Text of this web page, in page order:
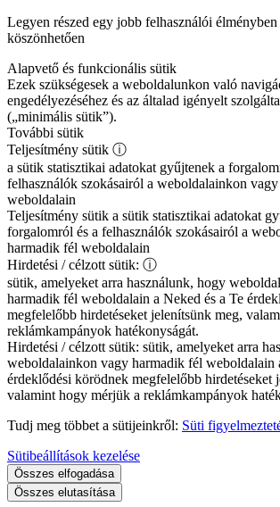
Legyen részed egy jobb felhasználói
köszönhetően
Alapvető és funkcionális sütik
Ezek szükségesek a weboldalunkon való
engedélyezéséhez és az általad igényelt
(„minimális sütik”).
További sütik
Teljesítmény sütik ⓘ
a sütik statisztikai adatokat gyűjtenek a
felhasználók szokásairól a weboldalainkon
weboldalain
Teljesítmény sütik a sütik statisztikai adatokat
forgalomról és a felhasználók szokásairól a
harmadik fél weboldalain
Hirdetési / célzott sütik: ⓘ
sütik, amelyeket arra használunk, hogy
harmadik fél weboldalain a Neked és a Te
megfelelőbb hirdetéseket jelenítsünk meg,
reklámkampányok hatékonyságát.
Hirdetési / célzott sütik: sütik, amelyeket arra
weboldalainkon vagy harmadik fél weboldalain
érdeklődési körödnek megfelelőbb hirdetéseket
valamint hogy mérjük a reklámkampányok
Tudj meg többet a sütijeinkről: Süti
Sütibeállítások kezelése
Összes elfogadása
Összes elutasítása